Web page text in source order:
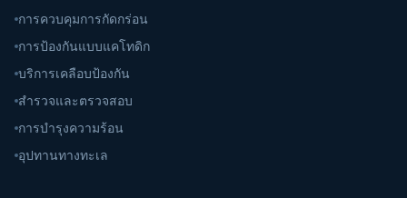
การควบคุมการกัดกร่อน
การป้องกันแบบแคโทดิก
บริการเคลือบป้องกัน
สำรวจและตรวจสอบ
การบำรุงความร้อน
อุปทานทางทะเล